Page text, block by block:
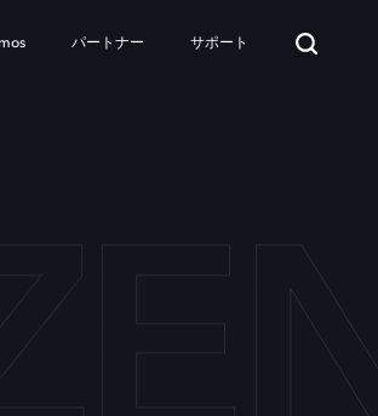
パートナー サポート